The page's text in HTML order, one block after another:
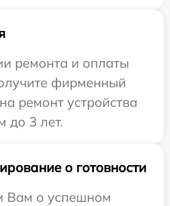
ремонта и оплаты
фирменный
ремонт устройства
до 3 лет.
о готовности
о успешном